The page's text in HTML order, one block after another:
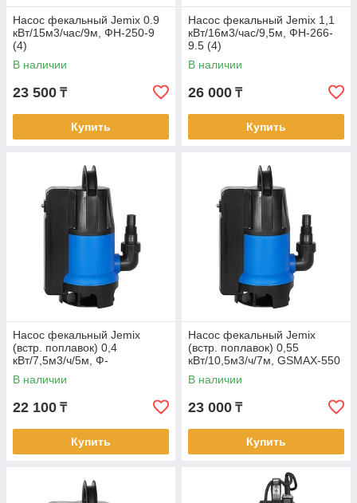
Насос фекальный Jemix 0.9
кВт/15м3/час/9м, ФН-250-9
(4)
В наличии
23 500 ₸
Купить
Насос фекальный Jemix 1,1
кВт/16м3/час/9,5м, ФН-266-
9.5 (4)
В наличии
26 000 ₸
Купить
Насос фекальный Jemix
(встр. поплавок) 0,4
кВт/7,5м3/ч/5м, Ф-
КОМБИ-125-5 (4)
В наличии
22 100 ₸
Купить
Насос фекальный Jemix
(встр. поплавок) 0,55
кВт/10,5м3/ч/7м, GSMAX-550
(Ф-КОМБИ-175-7) (4)
В наличии
23 000 ₸
Купить